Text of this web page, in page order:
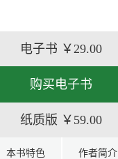
电子书 ￥29.00
购买电子书
纸质版 ￥59.00
本书特色 作者简介